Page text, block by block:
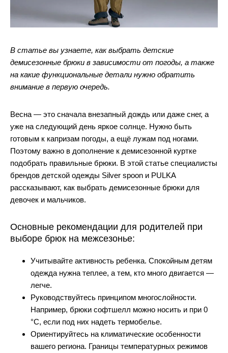
Спортивные костюмы
Спортивная одежда
Пижамы и одежда для дома
Флис, термобелье
Готовые решения для школы
Последний размер
Футболки, лонгсливы
Спортивная одежда
Флис, термобелье
Пижамы и одежда для дома
Готовые решения для школы
Последний размер
В статье вы узнаете, каквыбрать детские
демисезонные брюки в зависимости от погоды, а также
на какие функциональные детали нужно обратить
внимание в первую очередь.
Весна — это сначала внезапный дождь или даже снег, а
уже на следующий день яркое солнце. Нужно быть
готовым к капризам погоды, а ещё лужам под ногами.
Поэтому важно в дополнение к демисезонной куртке
подобрать правильные брюки. В этой статье специалисты
брендов детской одежды Silver spoon и PULKA
рассказывают, как выбрать демисезонные брюки для
девочек и мальчиков.
Основные рекомендации для родителей при
выборе брюк на межсезонье:
Учитывайте активность ребенка. Спокойным детям
одежда нужна теплее, а тем, кто много двигается —
легче.
Руководствуйтесь принципом многослойности.
Например, брюки софтшелл можно носить и при 0
°C, если под них надеть термобелье.
Ориентируйтесь на климатические особенности
вашего региона. Границы температурных режимов